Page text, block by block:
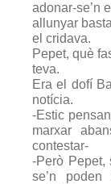
adonar-se’n
allunyar
el cridava.
Pepet, què
teva.
Era el dofí
notícia.
-Estic
marxar
contestar-
-Però Pepet,
se’n